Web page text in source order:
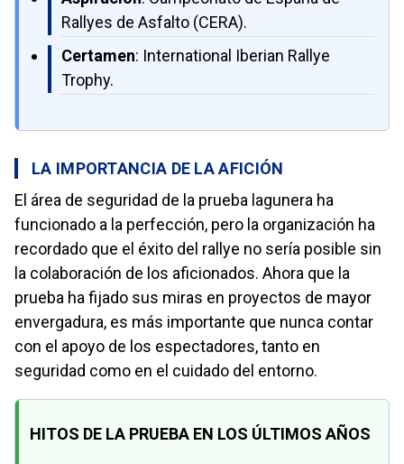
Rallyes de Asfalto (CERA).
Certamen: International Iberian Rallye
Trophy.
LA IMPORTANCIA DE LA AFICIÓN
El área de seguridad de la prueba lagunera ha
funcionado a la perfección, pero la organización ha
recordado que el éxito del rallye no sería posible sin
la colaboración de los aficionados. Ahora que la
prueba ha fijado sus miras en proyectos de mayor
envergadura, es más importante que nunca contar
con el apoyo de los espectadores, tanto en
seguridad como en el cuidado del entorno.
HITOS DE LA PRUEBA EN LOS ÚLTIMOS AÑOS